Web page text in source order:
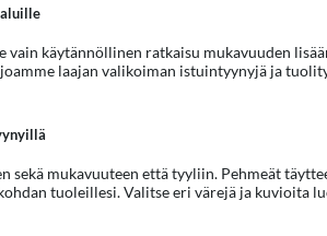
käytännöllinen ratkaisu mukavuuden
laajan valikoiman istuintyynyjä ja
mukavuuteen että tyyliin. Pehmeät
tuoleillesi. Valitse eri värejä ja kuvioita